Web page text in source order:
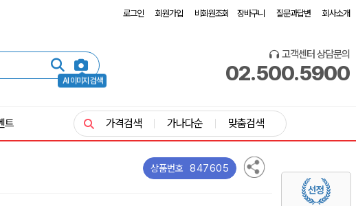
로그인 회원가입 비회원조회 장바구니 질문과답변 회사소개
AI 이미지 검색
고객센터 상담문의
02.500.5900
트 가격검색 가나다순 맞춤검색
상품번호 847605